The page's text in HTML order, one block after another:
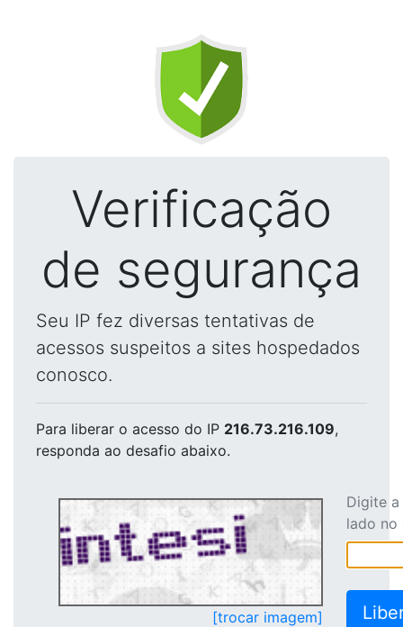
Verificação
de segurança
Seu IP fez diversas tentativas de
acessos suspeitos a sites hospedados
conosco.
Para liberar o acesso do IP 216.73.216.109,
responda ao desafio abaixo.
[trocar imagem]
Digite
lado no